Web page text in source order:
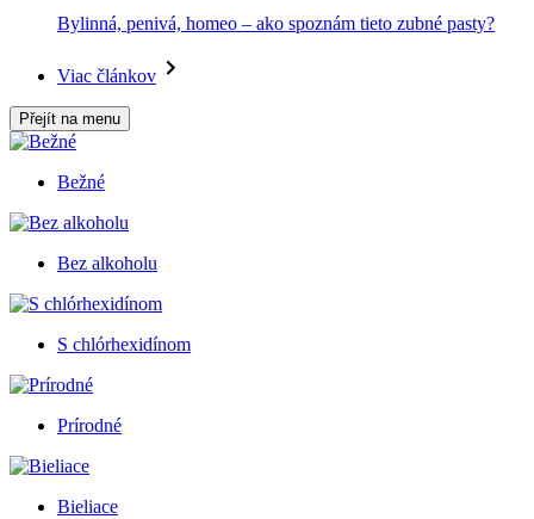
Bylinná, penivá, homeo – ako spoznám tieto zubné pasty?
Viac článkov
Přejít na menu
Bežné
Bez alkoholu
S chlórhexidínom
Prírodné
Bieliace